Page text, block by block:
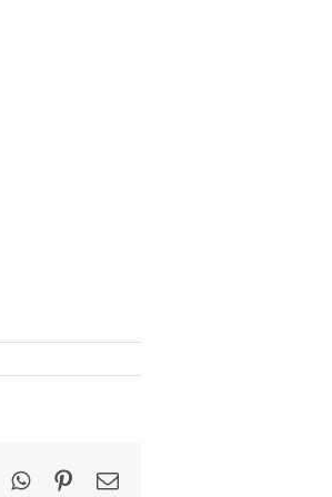
WhatsApp
Pinterest
Email